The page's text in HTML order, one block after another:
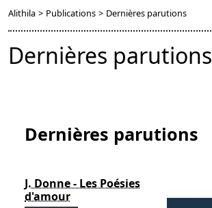
Alithila > Publications > Dernières parutions
Dernières parutions
Dernières parutions
J. Donne - Les Poésies
d'amour